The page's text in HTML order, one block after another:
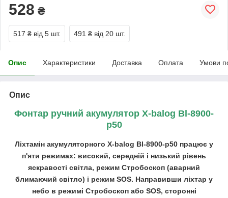
528 ₴
517 ₴ від 5 шт. 491 ₴ від 20 шт.
Опис Характеристики Доставка Оплата Умови
Опис
Фонтар ручний акумулятор X-balog Bl-8900-
p50
Ліхтамін акумуляторного X-balog Bl-8900-p50 працює у
п'яти режимах: високий, середній і низький рівень
яскравості світла, режим Стробоскоп (аварний
блимаючий світло) і режим SOS. Направивши ліхтар у
небо в режимі Стробоскоп або SOS, сторонні